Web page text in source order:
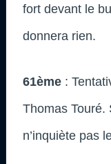
fort devant le
donnera rien.
61ème :
Thomas Touré.
n’inquiète pas